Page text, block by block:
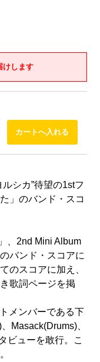
けします
シカ”待望の1stフ
」のバンド・スコ
、2nd Mini Album
バンド・スコアに
のスコアに加え、
歌詞ページを掲
メンバーである下
Masack(Drums)、
ビューを敢行。こ